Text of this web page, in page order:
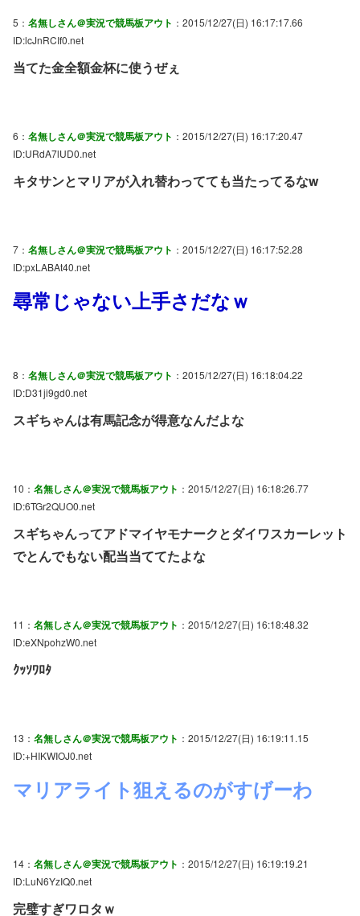
5： 名無しさん＠実況で競馬板アウト ：2015/12/27(日) 16:17:17.66
ID:lcJnRCIf0.net
当てた金全額金杯に使うぜぇ
6： 名無しさん＠実況で競馬板アウト ：2015/12/27(日) 16:17:20.47
ID:URdA7lUD0.net
キタサンとマリアが入れ替わってても当たってるなw
7： 名無しさん＠実況で競馬板アウト ：2015/12/27(日) 16:17:52.28
ID:pxLABAt40.net
尋常じゃない上手さだなｗ
8： 名無しさん＠実況で競馬板アウト ：2015/12/27(日) 16:18:04.22
ID:D31ji9gd0.net
スギちゃんは有馬記念が得意なんだよな
10： 名無しさん＠実況で競馬板アウト ：2015/12/27(日) 16:18:26.77
ID:6TGr2QUO0.net
スギちゃんってアドマイヤモナークとダイワスカーレット
でとんでもない配当当ててたよな
11： 名無しさん＠実況で競馬板アウト ：2015/12/27(日) 16:18:48.32
ID:eXNpohzW0.net
ｸｯｿﾜﾛﾀ
13： 名無しさん＠実況で競馬板アウト ：2015/12/27(日) 16:19:11.15
ID:+HIKWIOJ0.net
マリアライト狙えるのがすげーわ
14： 名無しさん＠実況で競馬板アウト ：2015/12/27(日) 16:19:19.21
ID:LuN6YzIQ0.net
完璧すぎワロタｗ